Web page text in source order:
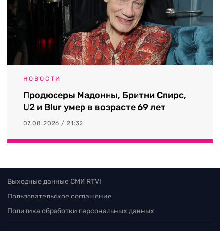
НОВОСТИ
Продюсеры Мадонны, Бритни Спирс,
U2 и Blur умер в возрасте 69 лет
07.08.2026 / 21:32
Выходные данные СМИ RTVI
Пользовательское соглашение
Политика обработки персональных данных